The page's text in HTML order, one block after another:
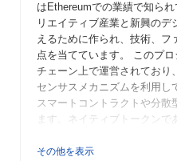
はEthereumでの業績で知ら
リエイティブ産業と新興の
えるために作られ、技術、フ
点を当てています。 このプ
チェーン上で運営されており
センサスメカニズムを利用し
スマートコントラクトや分散
ます。ネイティブトークン
使用されます。 LUKSOは、
その他を表示